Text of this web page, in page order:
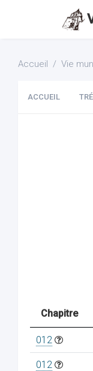
Accueil Vie
ACCUEIL
Chapitre
012
012